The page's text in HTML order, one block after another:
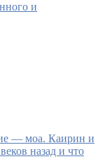
и
— моа. Каирин и
назад и что